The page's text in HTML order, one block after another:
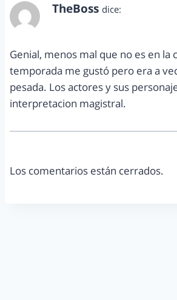
TheBoss dice:
Genial, menos mal que no es en la
temporada me gustó pero era a
pesada. Los actores y sus
interpretacion magistral.
Los comentarios están cerrados.